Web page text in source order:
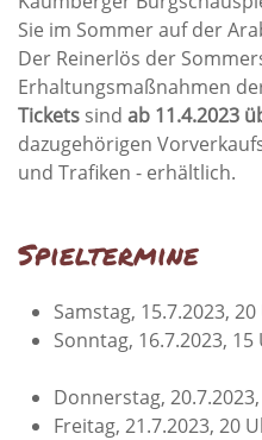
Sie im Sommer auf der
Der Reinerlös der
Erhaltungsmaßnahmen
Tickets sind ab 11.4.2023
dazugehörigen
und Trafiken - erhältlich.
Spieltermine
Samstag, 15.7.2023,
Sonntag, 16.7.2023, 15
Donnerstag,
Freitag, 21.7.2023, 20